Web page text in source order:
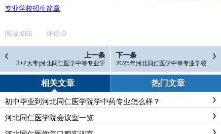
专业学校招生简章
阅读:665 评论:0
上一条
3+2大专|河北同仁医学中等专业学
校2025年3+2招生简章(最新)
下一条
2025年河北同仁医学中等专业学校
春季班什么时候开学？
相关文章 热门文章
初中毕业到河北同仁医学院学中药专业怎么样？
河北同仁医学院会议室一览